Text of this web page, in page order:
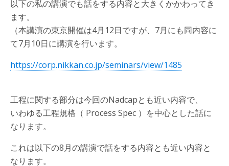
以下の私の講演でも話をする内容と大きくかかわってき
ます。
（本講演の東京開催は4月12日ですが、7月にも同内容に
て7月10日に講演を行います。
https://corp.nikkan.co.jp/seminars/view/1485
工程に関する部分は今回のNadcapとも近い内容で、
いわゆる工程規格（ Process Spec ）を中心とした話に
なります。
これは以下の8月の講演で話をする内容とも近い内容と
なります。